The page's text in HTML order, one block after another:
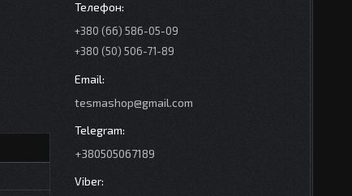
+380 (66) 586-05-09
+380 (50) 506-71-89
tesmashop@gmail.com
+380505067189